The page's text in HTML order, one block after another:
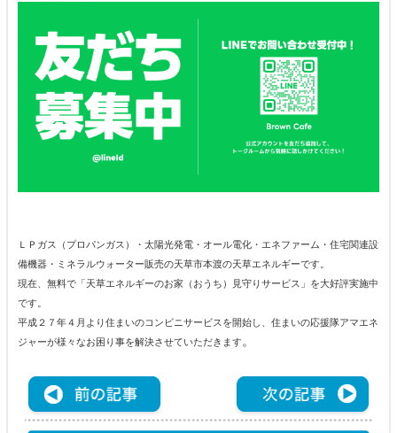
ＬＰガス（プロパンガス）・太陽光発電・オール電化・エネファーム・住宅関連設
備機器・ミネラルウォーター販売の天草市本渡の天草エネルギーです。
現在、無料で「天草エネルギーのお家（おうち）見守りサービス」を大好評実施中
です。
平成２７年４月より住まいのコンビニサービスを開始し、住まいの応援隊アマエネ
ジャーが様々なお困り事を解決させていただきます。